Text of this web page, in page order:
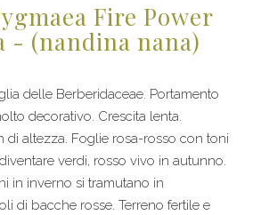
Fire Power
- (nandina nana)
delle Berberidaceae. Portamento
decorativo. Crescita lenta.
di altezza. Foglie rosa-rosso con toni
verdi, rosso vivo in autunno.
in inverno si tramutano in
di bacche rosse. Terreno fertile e